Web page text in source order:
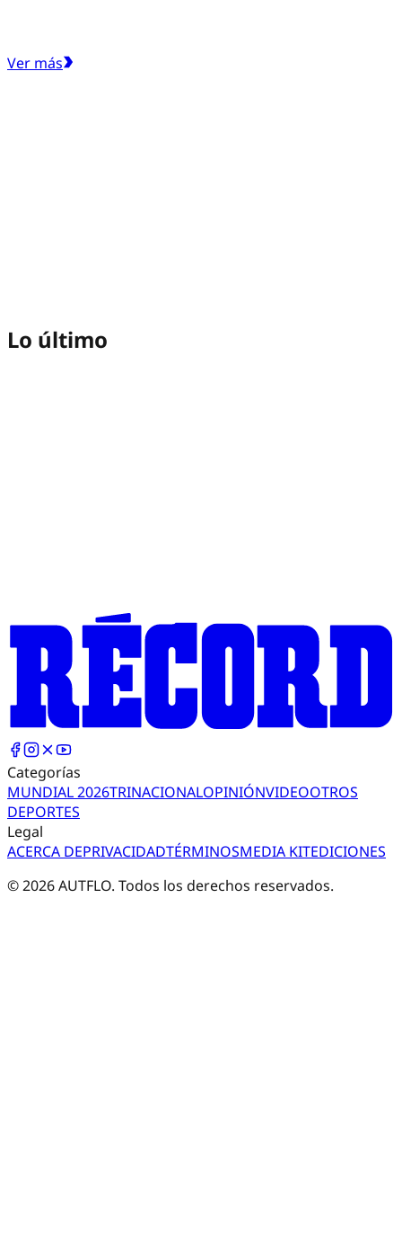
Ver más
Lo último
Categorías
MUNDIAL 2026TRINACIONALOPINIÓNVIDEOOTROS
DEPORTES
Legal
ACERCA DEPRIVACIDADTÉRMINOSMEDIA KITEDICIONES
©2026AUTFLO. Todos los derechos reservados.